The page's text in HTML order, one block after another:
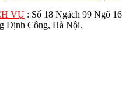
VỤ : Số 18 Ngách 99 Ngõ
Định Công, Hà Nội.